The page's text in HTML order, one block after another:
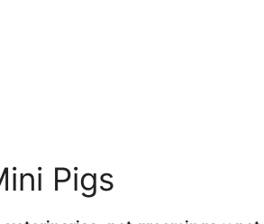
Pigs